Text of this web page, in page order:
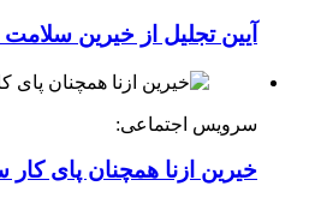
آیین تجلیل از خیرین
سرویس اجتماعی:
خیرین ازنا همچنان پای